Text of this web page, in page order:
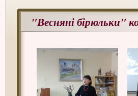
"Весняні бірюльки"